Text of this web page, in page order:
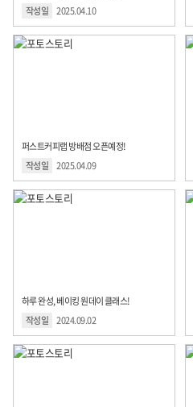
작성일 2025.04.10
퍼스트커피랩 방배점 오픈예정!
작성일 2025.04.09
하루 완성, 베이킹 원데이 클래스!
작성일 2024.09.02